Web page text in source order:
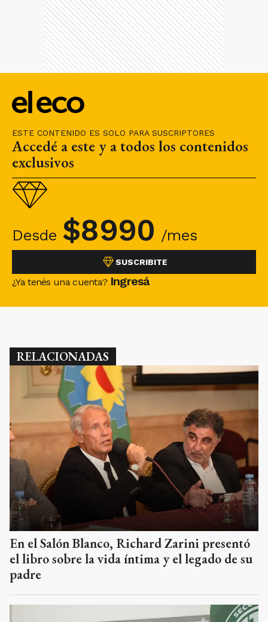
ESTE CONTENIDO ES SOLO PARA SUSCRIPTORES
Accedé a este y a todos los contenidos
exclusivos
Desde $8990 /mes
SUSCRIBITE
¿Ya tenés una cuenta? Ingresá
RELACIONADAS
En el Salón Blanco, Richard Zarini presentó
el libro sobre la vida íntima y el legado de su
padre